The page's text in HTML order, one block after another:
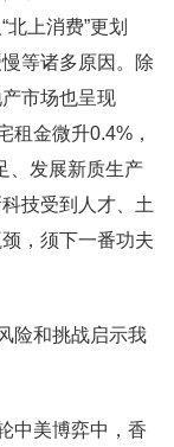
上消费”更划
等诸多原因。除
市场也呈现
租金微升0.4%，
、发展新质生产
技受到人才、土
，须下一番功夫
和挑战启示我
美博弈中，香